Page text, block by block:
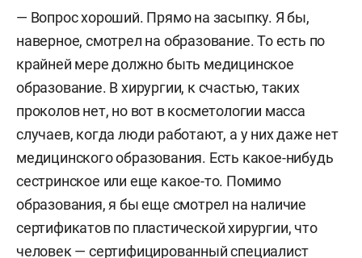
— Вопрос хороший. Прямо на засыпку. Я бы,
наверное, смотрел на образование. То есть по
крайней мере должно быть медицинское
образование. В хирургии, к счастью, таких
проколов нет, но вот в косметологии масса
случаев, когда люди работают, а у них даже нет
медицинского образования. Есть какое-нибудь
сестринское или еще какое-то. Помимо
образования, я бы еще смотрел на наличие
сертификатов по пластической хирургии, что
человек — сертифицированный специалист